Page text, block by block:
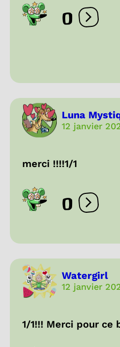
0 Ouvrir
Luna
12 janvier
merci !!!!1/1
0 Ouvrir
Watergirl
12 janvier
1/1!!! Merci pour ce